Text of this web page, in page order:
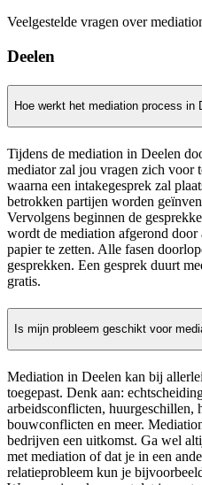
Veelgestelde vragen over
Deelen
Hoe werkt het mediation process in
Tijdens de mediation in Deelen
mediator zal jou vragen zich voor
waarna een intakegesprek zal
betrokken partijen worden
Vervolgens beginnen de
wordt de mediation afgerond door
papier te zetten. Alle fasen
gesprekken. Een gesprek duurt
gratis.
Is mijn probleem geschikt voor
Mediation in Deelen kan bij
toegepast. Denk aan:
arbeidsconflicten, huurgeschillen,
bouwconflicten en meer.
bedrijven een uitkomst. Ga wel
met mediation of dat je in een
relatieprobleem kun je